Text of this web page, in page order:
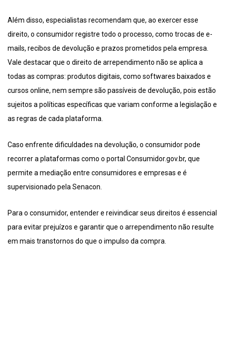
Além disso, especialistas recomendam que, ao exercer esse
direito, o consumidor registre todo o processo, como trocas de e-
mails, recibos de devolução e prazos prometidos pela empresa.
Vale destacar que o direito de arrependimento não se aplica a
todas as compras: produtos digitais, como softwares baixados e
cursos online, nem sempre são passíveis de devolução, pois estão
sujeitos a políticas específicas que variam conforme a legislação e
as regras de cada plataforma.
Caso enfrente dificuldades na devolução, o consumidor pode
recorrer a plataformas como o portal Consumidor.gov.br, que
permite a mediação entre consumidores e empresas e é
supervisionado pela Senacon.
Para o consumidor, entender e reivindicar seus direitos é essencial
para evitar prejuízos e garantir que o arrependimento não resulte
em mais transtornos do que o impulso da compra.